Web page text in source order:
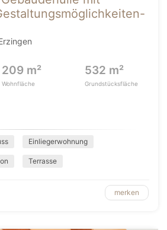
209 m²
Wohnfläche
532 m²
Grundstücksfläche
Einliegerwohnung
Terrasse
merken